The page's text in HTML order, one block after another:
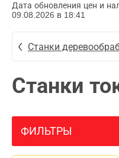
Дата обновления цен и
09.08.2026 в 18:41
Станки
Станки
ФИЛЬТРЫ